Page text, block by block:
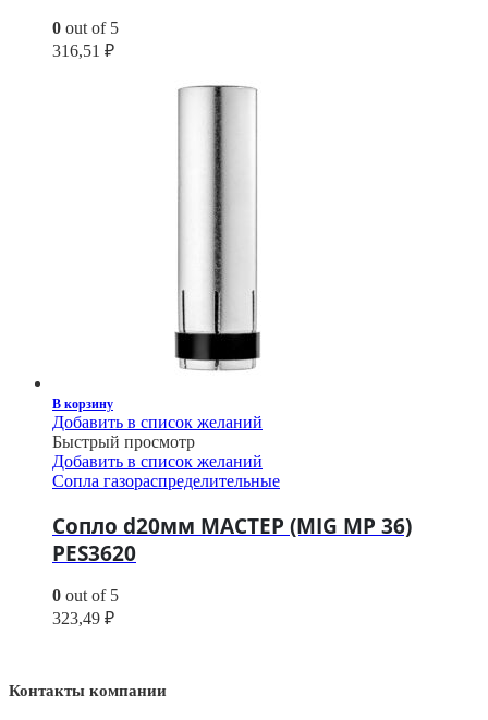
0 out of 5
316,51 ₽
В корзину
Добавить в список желаний
Быстрый просмотр
Добавить в список желаний
Сопла газораспределительные
Сопло d20мм МАСТЕР (MIG MP 36)
PES3620
0 out of 5
323,49 ₽
Контакты компании